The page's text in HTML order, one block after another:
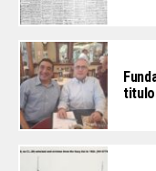
titulo